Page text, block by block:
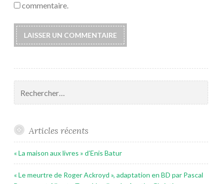
commentaire.
Articles récents
« La maison aux livres » d’Enis Batur
« Le meurtre de Roger Ackroyd », adaptation en BD par Pascal